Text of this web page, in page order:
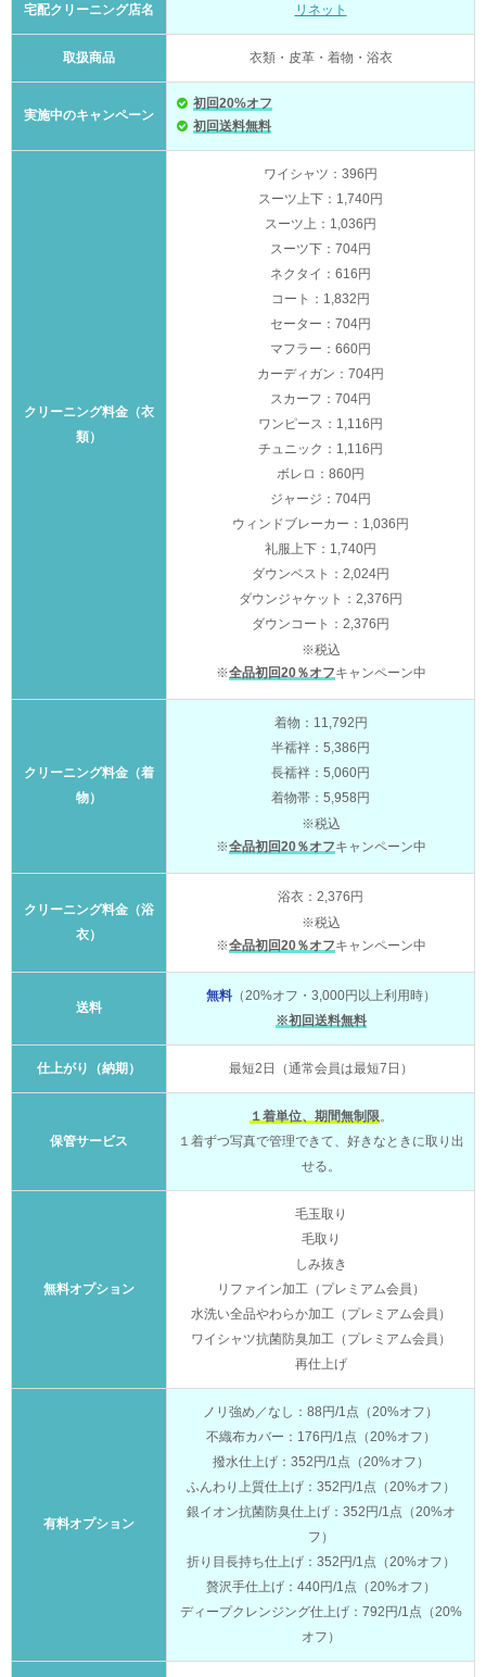
宅配クリーニング店名 リネット
取扱商品 衣類・皮革・着物・浴衣
実施中のキャンペーン
初回20%オフ
初回送料無料
クリーニング料金（衣
類）
ワイシャツ：396円
スーツ上下：1,740円
スーツ上：1,036円
スーツ下：704円
ネクタイ：616円
コート：1,832円
セーター：704円
マフラー：660円
カーディガン：704円
スカーフ：704円
ワンピース：1,116円
チュニック：1,116円
ボレロ：860円
ジャージ：704円
ウィンドブレーカー：1,036円
礼服上下：1,740円
ダウンベスト：2,024円
ダウンジャケット：2,376円
ダウンコート：2,376円
※税込
※全品初回20％オフキャンペーン中
クリーニング料金（着
物）
着物：11,792円
半襦袢：5,386円
長襦袢：5,060円
着物帯：5,958円
※税込
※全品初回20％オフキャンペーン中
クリーニング料金（浴
衣）
浴衣：2,376円
※税込
※全品初回20％オフキャンペーン中
送料
無料（20%オフ・3,000円以上利用時）
※初回送料無料
仕上がり（納期） 最短2日（通常会員は最短7日）
保管サービス
１着単位、期間無制限。
１着ずつ写真で管理できて、好きなときに取り出
せる。
無料オプション
毛玉取り
毛取り
しみ抜き
リファイン加工（プレミアム会員）
水洗い全品やわらか加工（プレミアム会員）
ワイシャツ抗菌防臭加工（プレミアム会員）
再仕上げ
有料オプション
ノリ強め／なし：88円/1点（20%オフ）
不織布カバー：176円/1点（20%オフ）
撥水仕上げ：352円/1点（20%オフ）
ふんわり上質仕上げ：352円/1点（20%オフ）
銀イオン抗菌防臭仕上げ：352円/1点（20%オ
フ）
折り目長持ち仕上げ：352円/1点（20%オフ）
贅沢手仕上げ：440円/1点（20%オフ）
ディープクレンジング仕上げ：792円/1点（20%
オフ）